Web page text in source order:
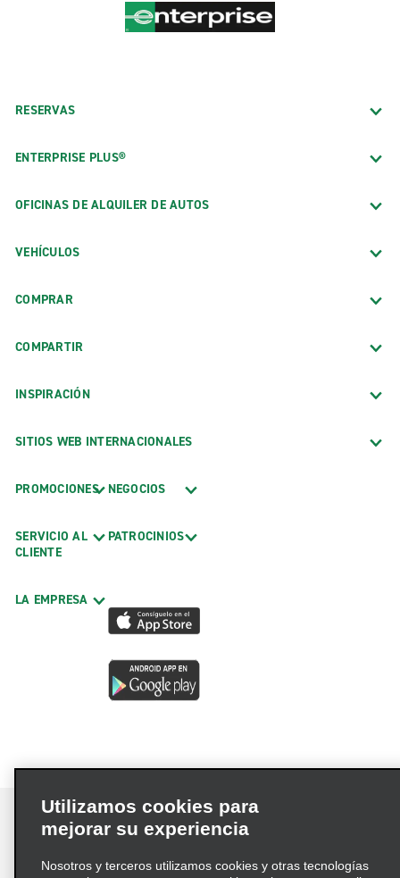
RESERVAS
ENTERPRISE PLUS®
OFICINAS DE ALQUILER DE AUTOS
VEHÍCULOS
COMPRAR
COMPARTIR
INSPIRACIÓN
SITIOS WEB INTERNACIONALES
PROMOCIONES
SERVICIO AL
CLIENTE
LA EMPRESA
NEGOCIOS
PATROCINIOS
Términos de uso Política de privacidad
Utilizamos cookies para
mejorar su experiencia
Nosotros y terceros utilizamos cookies y otras tecnologías